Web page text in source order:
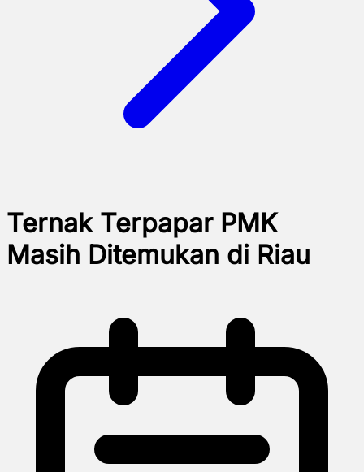
Ternak Terpapar PMK
Masih Ditemukan di Riau